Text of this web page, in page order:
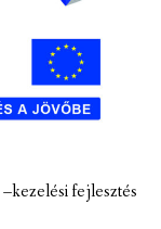
fejlesztés